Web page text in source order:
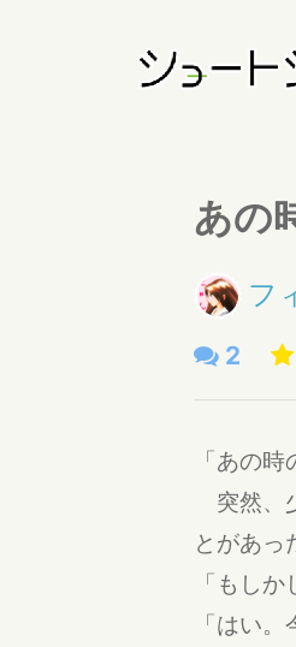
あの
フ
2
「あの
突然、
とがあっ
「もし
「はい